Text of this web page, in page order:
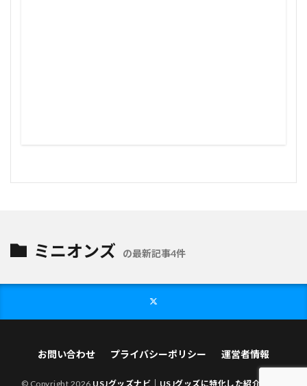
ミニオンズ の最新記事4件
お問い合わせ プライバシーポリシー 運営者情報
© Copyright 2026 USJグッズナビ｜USJグッズに特化した紹介サイト